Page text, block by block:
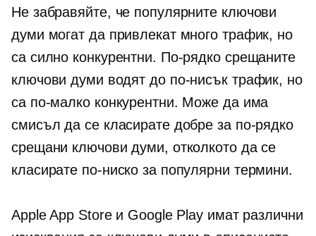
Не забравяйте, че популярните ключови
думи могат да привлекат много трафик, но
са силно конкурентни. По-рядко срещаните
ключови думи водят до по-нисък трафик, но
са по-малко конкурентни. Може да има
смисъл да се класирате добре за по-рядко
срещани ключови думи, отколкото да се
класирате по-ниско за популярни термини.
Apple App Store и Google Play имат различни